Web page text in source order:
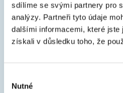
sdílíme se svými partnery pro
analýzy. Partneři tyto údaje
dalšími informacemi, které jste
získali v důsledku toho, že
souhlasu
Nutné
Intranet
MAPA STRÁNEK